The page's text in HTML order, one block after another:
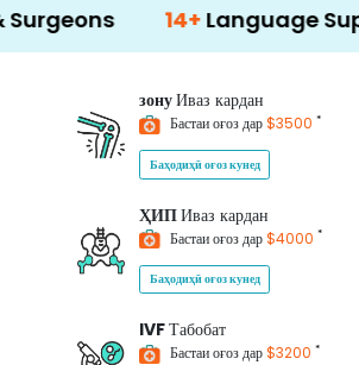
14+Language Support
зонуИваз кардан
Бастаи оғоз дар$3500 *
Баҳодиҳӣ оғоз кунед
ҲИПИваз кардан
Бастаи оғоз дар$4000 *
Баҳодиҳӣ оғоз кунед
IVFТабобат
Бастаи оғоз дар$3200 *